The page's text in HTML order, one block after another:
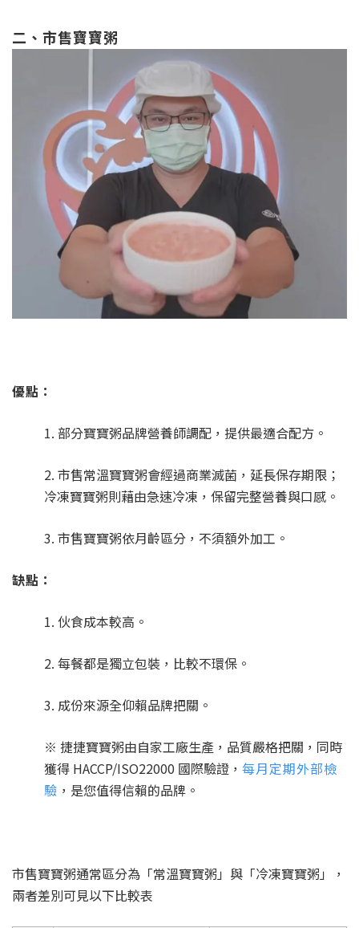
二、市售寶寶粥
優點：
1. 部分寶寶粥品牌營養師調配，提供最適合配方。
2. 市售常溫寶寶粥會經過商業滅菌，延長保存期限；
冷凍寶寶粥則藉由急速冷凍，保留完整營養與口感。
3. 市售寶寶粥依月齡區分，不須額外加工。
缺點：
1. 伙食成本較高。
2. 每餐都是獨立包裝，比較不環保。
3. 成份來源全仰賴品牌把關。
※ 捷捷寶寶粥由自家工廠生產，品質嚴格把關，同時
獲得 HACCP/ISO22000 國際驗證， 每月定期外部檢
驗 ，是您值得信賴的品牌。
市售寶寶粥通常區分為「常溫寶寶粥」與「冷凍寶寶粥」，
兩者差別可見以下比較表